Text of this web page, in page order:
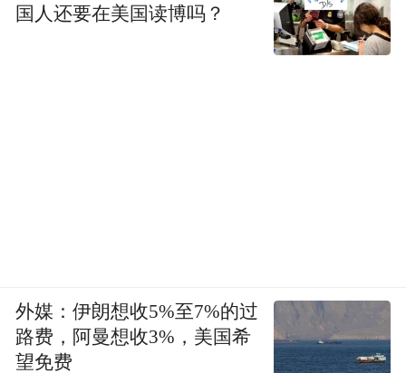
国人还要在美国读博吗？
外媒：伊朗想收5%至7%的过
路费，阿曼想收3%，美国希
望免费